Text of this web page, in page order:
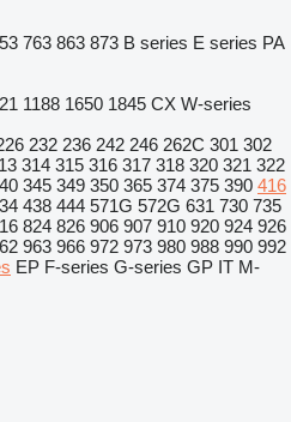
763 863 873 B series E series PA
1188 1650 1845 CX W-series
232 236 242 246 262C 301 302
314 315 316 317 318 320 321 322
345 349 350 365 374 375 390 416
438 444 571G 572G 631 730 735
824 826 906 907 910 920 924 926
963 966 972 973 980 988 990 992
EP F-series G-series GP IT M-